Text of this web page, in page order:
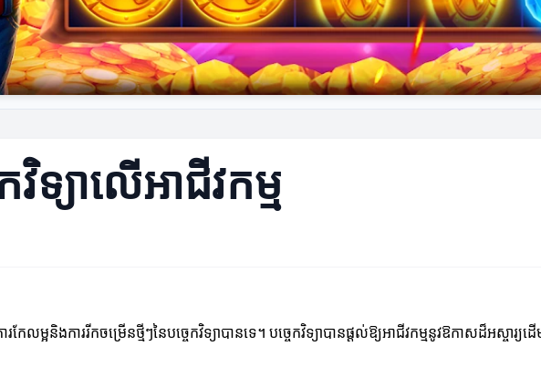
ទ្យា​លើអាជីវកម្ម
លម្អនិងការរីកចម្រើនថ្មីៗនៃបច្ចេកវិទ្យាបានទេ។ បច្ចេកវិទ្យាបានផ្តល់ឱ្យអាជីវកម្មនូវឱកាសដ៏អស្ច